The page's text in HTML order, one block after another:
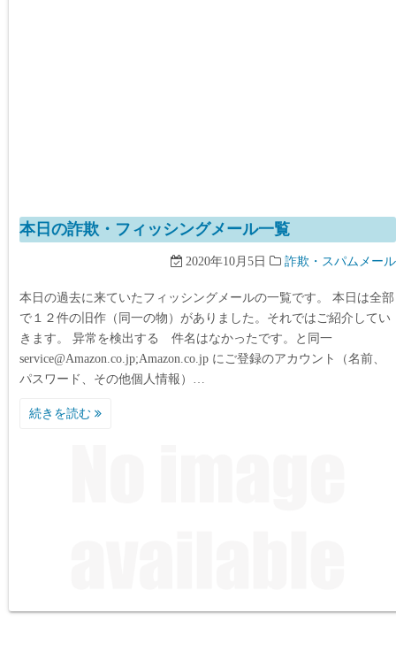
本日の詐欺・フィッシングメール一覧
2020年10月5日 詐欺・スパムメール
本日の過去に来ていたフィッシングメールの一覧です。 本日は全部
で１２件の旧作（同一の物）がありました。それではご紹介してい
きます。 异常を検出する 件名はなかったです。と同一
service@Amazon.co.jp;Amazon.co.jp にご登録のアカウント（名前、
パスワード、その他個人情報）…
続きを読む